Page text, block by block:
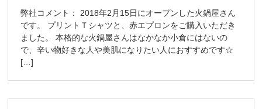
弊社コメント： 2018年2月15日にオープンした火鍋屋さん
です。 プリントＴシャツと、赤エプロンをご購入いただき
ました。 本格的な火鍋屋さんはなかなか小倉にはないの
で、辛い物好きな人や美肌になりたい人におすすめです☆
[…]